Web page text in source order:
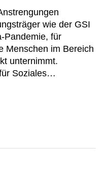
wie der GSI
Pandemie, für
Menschen im Bereich
unternimmt.
Soziales…